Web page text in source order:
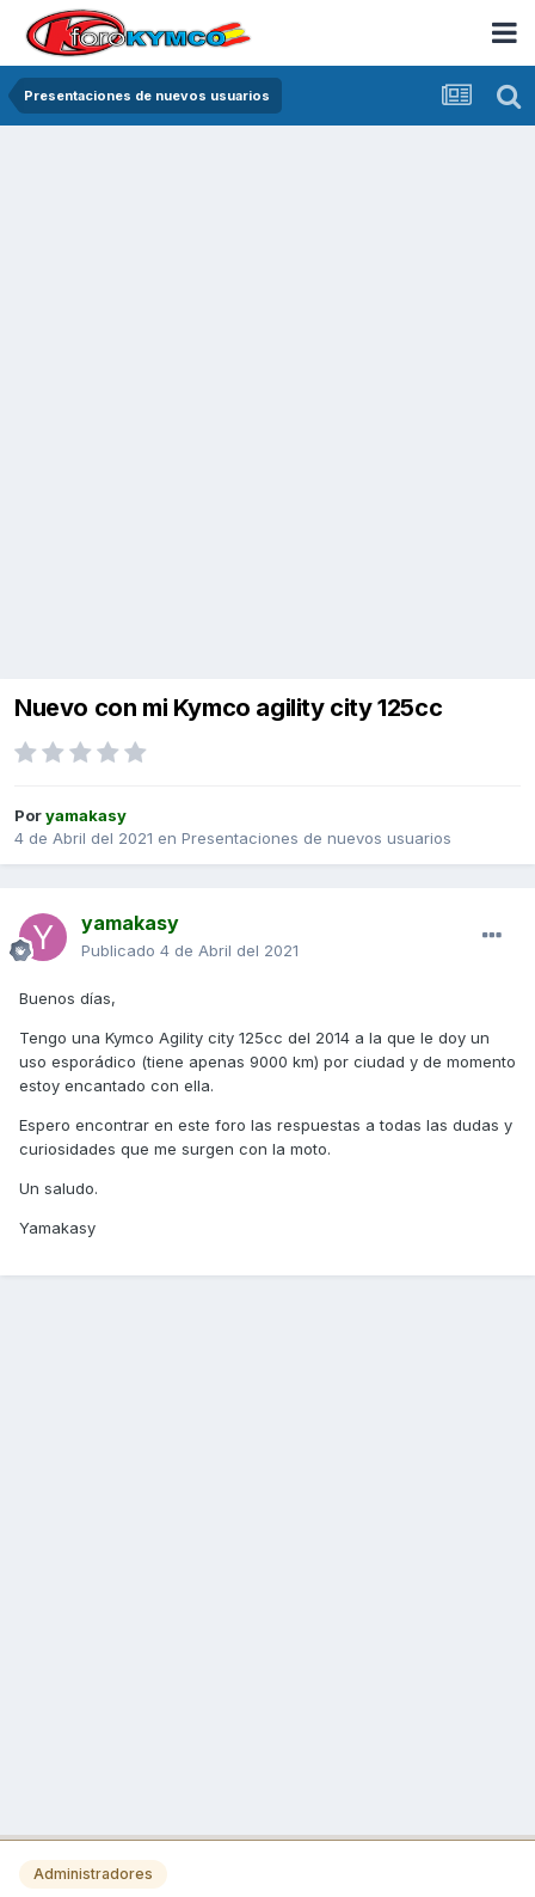
Presentaciones de nuevos usuarios
Nuevo con mi Kymco agility city 125cc
Poryamakasy
4 de Abril del 2021 en Presentaciones de nuevos usuarios
yamakasy
Publicado 4 de Abril del 2021
Buenos días,
Tengo una Kymco Agility city 125cc del 2014 a la que le doy un
uso esporádico (tiene apenas 9000 km) por ciudad y de momento
estoy encantado con ella.
Espero encontrar en este foro las respuestas a todas las dudas y
curiosidades que me surgen con la moto.
Un saludo.
Yamakasy
Administradores